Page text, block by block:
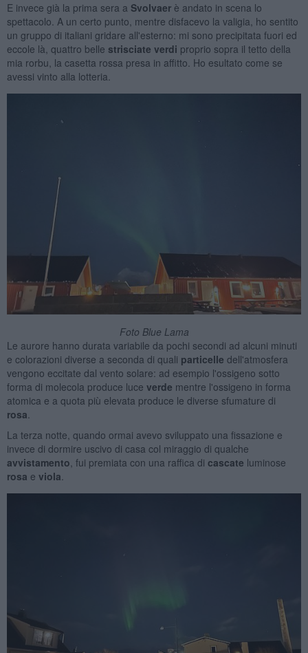
E invece già la prima sera a Svolvaer è andato in scena lo
spettacolo. A un certo punto, mentre disfacevo la valigia, ho sentito
un gruppo di italiani gridare all'esterno: mi sono precipitata fuori ed
eccole là, quattro belle strisciate verdi proprio sopra il tetto della
mia rorbu, la casetta rossa presa in affitto. Ho esultato come se
avessi vinto alla lotteria.
Foto Blue Lama
Le aurore hanno durata variabile da pochi secondi ad alcuni minuti
e colorazioni diverse a seconda di quali particelle dell'atmosfera
vengono eccitate dal vento solare: ad esempio l'ossigeno sotto
forma di molecola produce luce verde mentre l'ossigeno in forma
atomica e a quota più elevata produce le diverse sfumature di
rosa.
La terza notte, quando ormai avevo sviluppato una fissazione e
invece di dormire uscivo di casa col miraggio di qualche
avvistamento, fui premiata con una raffica di cascate luminose
rosa e viola.